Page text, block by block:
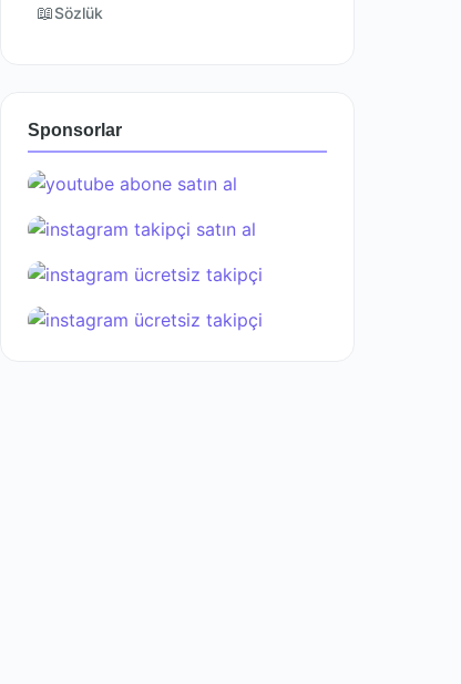
📖Sözlük
Sponsorlar